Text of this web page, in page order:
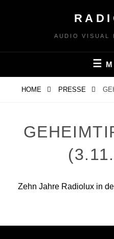
AUDIO VISUAL
HOME PRESSE
Zehn Jahre Radiolux in